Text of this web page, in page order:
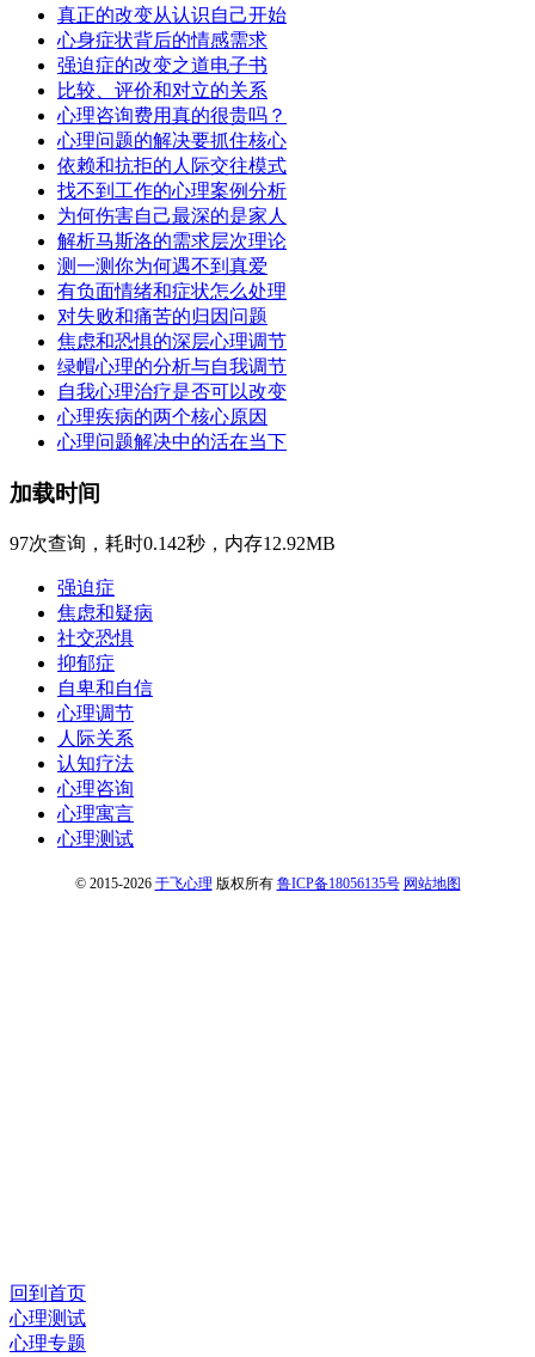
真正的改变从认识自己开始
心身症状背后的情感需求
强迫症的改变之道电子书
比较、评价和对立的关系
心理咨询费用真的很贵吗？
心理问题的解决要抓住核心
依赖和抗拒的人际交往模式
找不到工作的心理案例分析
为何伤害自己最深的是家人
解析马斯洛的需求层次理论
测一测你为何遇不到真爱
有负面情绪和症状怎么处理
对失败和痛苦的归因问题
焦虑和恐惧的深层心理调节
绿帽心理的分析与自我调节
自我心理治疗是否可以改变
心理疾病的两个核心原因
心理问题解决中的活在当下
加载时间
97次查询，耗时0.142秒，内存12.92MB
强迫症
焦虑和疑病
社交恐惧
抑郁症
自卑和自信
心理调节
人际关系
认知疗法
心理咨询
心理寓言
心理测试
© 2015-2026 于飞心理 版权所有 鲁ICP备18056135号 网站地图
回到首页
心理测试
心理专题